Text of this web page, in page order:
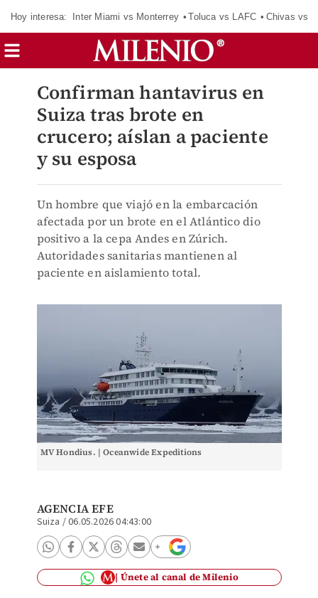
Hoy interesa: Inter Miami vs Monterrey Toluca vs LAFC Chivas vs
Confirman hantavirus en
Suiza tras brote en
crucero; aíslan a paciente
y su esposa
Un hombre que viajó en la embarcación
afectada por un brote en el Atlántico dio
positivo a la cepa Andes en Zúrich.
Autoridades sanitarias mantienen al
paciente en aislamiento total.
MV Hondius. | Oceanwide Expeditions
AGENCIA EFE
Suiza /06.05.2026 04:43:00
Únete al canal de Milenio